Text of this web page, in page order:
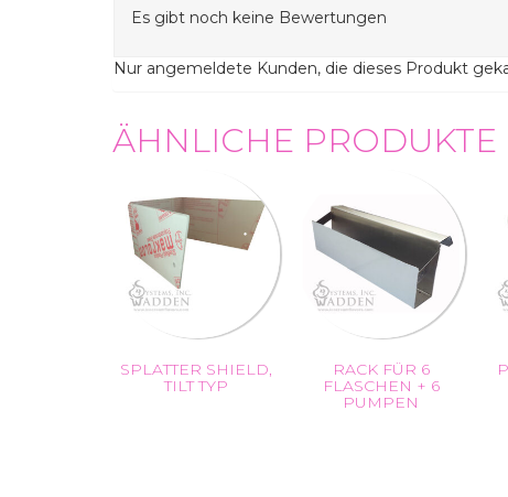
Es gibt noch keine Bewertungen
Nur angemeldete Kunden, die dieses Produkt
ÄHNLICHE PRODUKTE
SPLATTER SHIELD,
TILT TYP
RACK FÜR 6
FLASCHEN + 6
PUMPEN